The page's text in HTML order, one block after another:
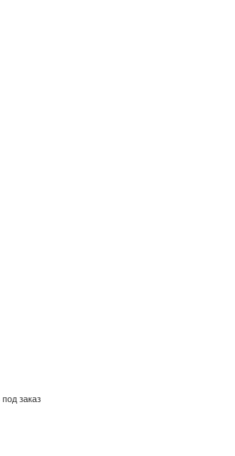
заказ